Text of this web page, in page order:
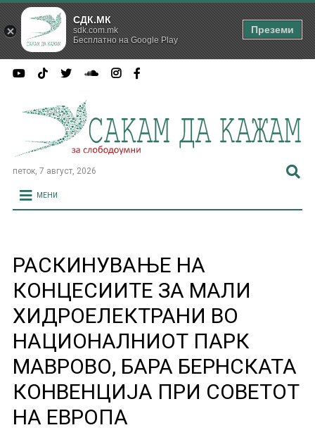
петок, 7 август, 2026
МЕНИ
РАСКИНУВАЊЕ НА
КОНЦЕСИИТЕ ЗА МАЛИ
ХИДРОЕЛЕКТРАНИ ВО
НАЦИОНАЛНИОТ ПАРК
МАВРОВО, БАРА БЕРНСКАТА
КОНВЕНЦИЈА ПРИ СОВЕТОТ
НА ЕВРОПА
СДК.МК
sdk.com.mk
Бесплатно на Google Play
Преземи